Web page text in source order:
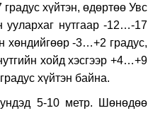
хүйтэн, өдөртөө Увс
нутгаар -12…-17
хөндийгөөр -3…+2 градус,
хойд хэсгээр +4…+9
хүйтэн байна.
5-10 метр. Шөнөдөө